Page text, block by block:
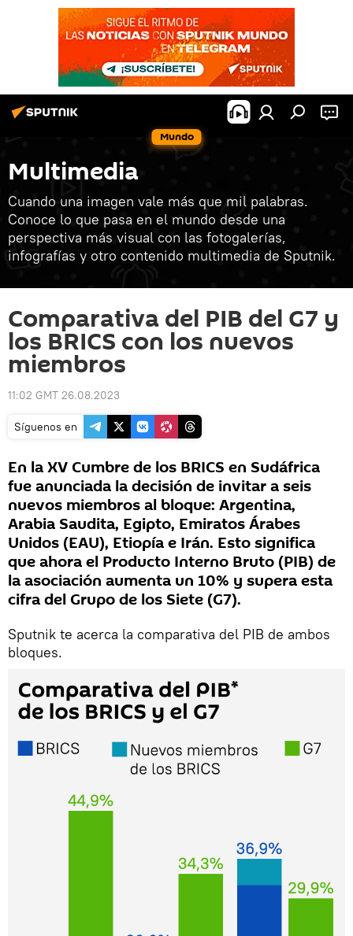
Mundo
Multimedia
Cuando una imagen vale más que mil palabras.
Conoce lo que pasa en el mundo desde una
perspectiva más visual con las fotogalerías,
infografías y otro contenido multimedia de Sputnik.
Comparativa del PIB del G7 y
los BRICS con los nuevos
miembros
11:02 GMT 26.08.2023
Síguenos en
En la XV Cumbre de los BRICS en Sudáfrica
fue anunciada la decisión de invitar a seis
nuevos miembros al bloque: Argentina,
Arabia Saudita, Egipto, Emiratos Árabes
Unidos (EAU), Etiopía e Irán. Esto significa
que ahora el Producto Interno Bruto (PIB) de
la asociación aumenta un 10% y supera esta
cifra del Grupo de los Siete (G7).
Sputnik te acerca la comparativa del PIB de ambos
bloques.